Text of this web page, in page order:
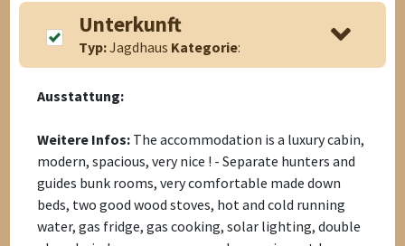
Unterkunft
Typ:Jagdhaus Kategorie:
Ausstattung:
Weitere Infos: The accommodation is a luxury cabin,
modern, spacious, very nice ! - Separate hunters and
guides bunk rooms, very comfortable made down
beds, two good wood stoves, hot and cold running
water, gas fridge, gas cooking, solar lighting, double